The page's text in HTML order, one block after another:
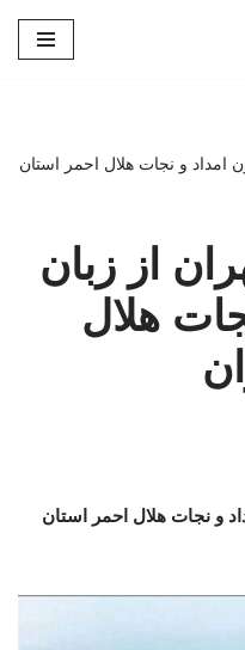
امداد و نجات هلال احمر استان
از زبان
هلال
و نجات هلال احمر استان